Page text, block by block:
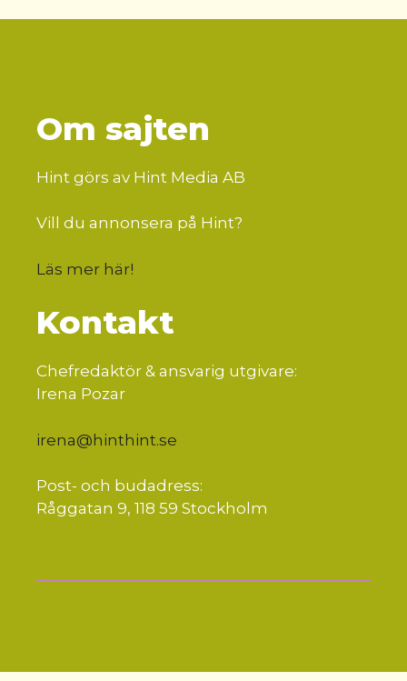
Om sajten
Hint görs av Hint Media AB
Vill du annonsera på Hint?
Läs mer här!
Kontakt
Chefredaktör & ansvarig utgivare:
Irena Pozar
irena@hinthint.se
Post- och budadress:
Råggatan 9, 118 59 Stockholm